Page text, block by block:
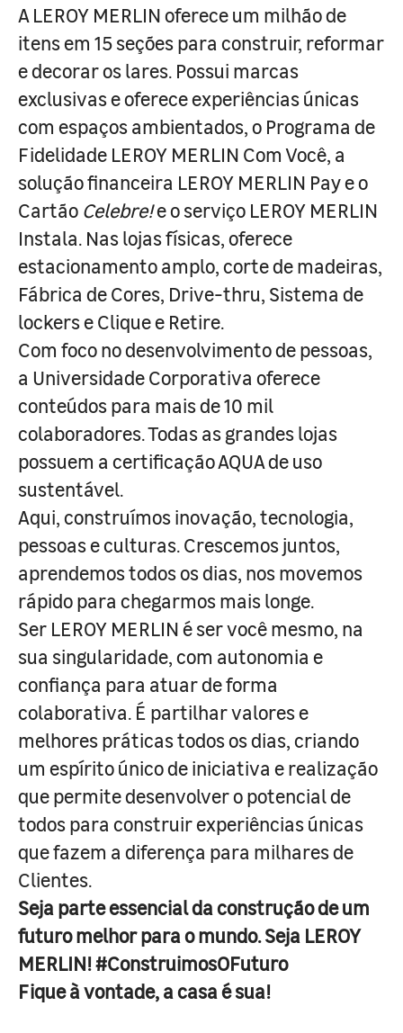
A LEROY MERLIN oferece um milhão de
itens em 15 seções para construir, reformar
e decorar os lares. Possui marcas
exclusivas e oferece experiências únicas
com espaços ambientados, o Programa de
Fidelidade LEROY MERLIN Com Você, a
solução financeira LEROY MERLIN Pay e o
Cartão Celebre!e o serviço LEROY MERLIN
Instala. Nas lojas físicas, oferece
estacionamento amplo, corte de madeiras,
Fábrica de Cores, Drive-thru, Sistema de
lockers e Clique e Retire.
Com foco no desenvolvimento de pessoas,
a Universidade Corporativa oferece
conteúdos para mais de 10 mil
colaboradores. Todas as grandes lojas
possuem a certificação AQUA de uso
sustentável.
Aqui, construímos inovação, tecnologia,
pessoas e culturas. Crescemos juntos,
aprendemos todos os dias, nos movemos
rápido para chegarmos mais longe.
Ser LEROY MERLIN é ser você mesmo, na
sua singularidade, com autonomia e
confiança para atuar de forma
colaborativa. É partilhar valores e
melhores práticas todos os dias, criando
um espírito único de iniciativa e realização
que permite desenvolver o potencial de
todos para construir experiências únicas
que fazem a diferença para milhares de
Clientes.
Seja parte essencial da construção de um
futuro melhor para o mundo. Seja LEROY
MERLIN! #ConstruimosOFuturo
Fique à vontade, a casa é sua!